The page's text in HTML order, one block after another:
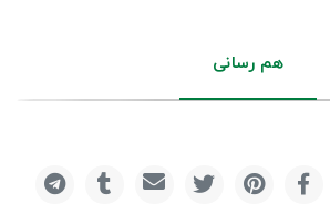
هم رسانی